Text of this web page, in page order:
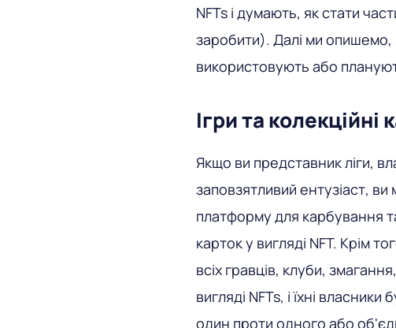
NFTs і думають, як стати
заробити). Далі ми опишемо,
використовують або
Ігри та колекційні
Якщо ви представник ліги,
заповзятливий ентузіаст,
платформу для карбування
карток у вигляді NFT. Крім
всіх гравців, клуби,
вигляді NFTs, і їхні
один проти одного або